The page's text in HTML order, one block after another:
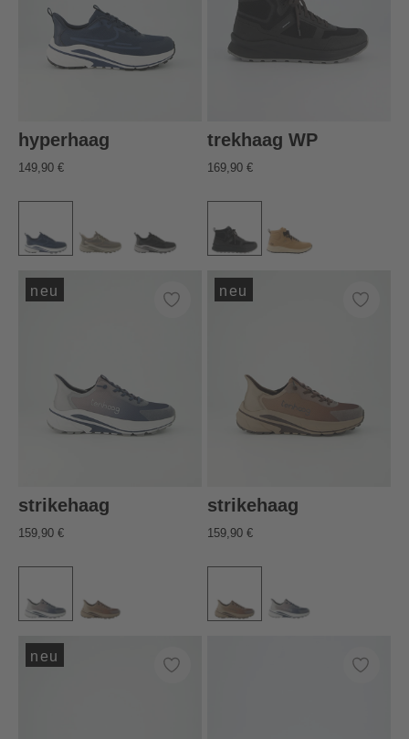
hyperhaag
149,90 €
trekhaag WP
169,90 €
neu
strikehaag
159,90 €
neu
strikehaag
159,90 €
neu